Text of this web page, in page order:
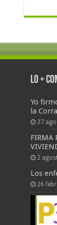
Lo +
Yo
la
27
FIRMA
2
Los
26